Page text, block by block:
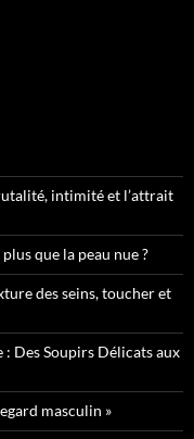
intimité et l’attrait
que la peau nue ?
des seins, toucher et
: Des Soupirs Délicats aux
masculin »